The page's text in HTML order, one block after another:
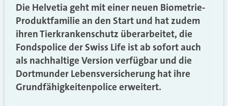
Die Helvetia geht mit einer neuen Biometrie-
Produktfamilie an den Start und hat zudem
ihren Tierkrankenschutz überarbeitet, die
Fondspolice der Swiss Life ist ab sofort auch
als nachhaltige Version verfügbar und die
Dortmunder Lebensversicherung hat ihre
Grundfähigkeitenpolice erweitert.